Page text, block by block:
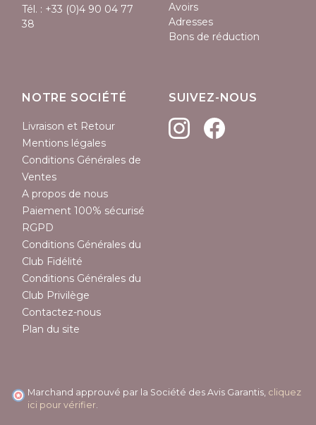
Tél. : +33 (0)4 90 04 77
38
Avoirs
Adresses
Bons de réduction
NOTRE SOCIÉTÉ
Livraison et Retour
Mentions légales
Conditions Générales de
Ventes
A propos de nous
Paiement 100% sécurisé
RGPD
Conditions Générales du
Club Fidélité
Conditions Générales du
Club Privilège
Contactez-nous
Plan du site
SUIVEZ-NOUS
Marchand approuvé par la Société des Avis Garantis, cliquez
ici pour vérifier.